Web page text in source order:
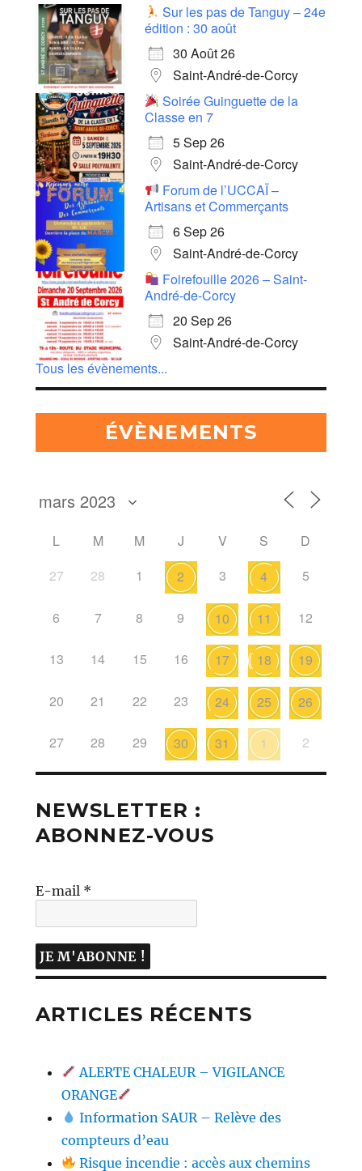
Sur les pas de Tanguy – 24e
édition : 30 août
30 Août 26
Saint-André-de-Corcy
Soirée Guinguette de la
Classe en 7
5 Sep 26
Saint-André-de-Corcy
Forum de l’UCCAÏ –
Artisans et Commerçants
6 Sep 26
Saint-André-de-Corcy
Foirefouille 2026 – Saint-
André-de-Corcy
20 Sep 26
Saint-André-de-Corcy
Tous les évènements...
ÉVÈNEMENTS
L M M J V S
D
27
28 1 2 3 4 5
6 7 8 9 10 11 12
13 14 15 16 17 18 19
20 21 22 23 24 25 26
27 28 29 30 31 1 2
NEWSLETTER :
ABONNEZ-VOUS
E-mail *
ARTICLES RÉCENTS
ALERTE CHALEUR – VIGILANCE
ORANGE
Information SAUR – Relève des
compteurs d’eau
Risque incendie : accès aux chemins